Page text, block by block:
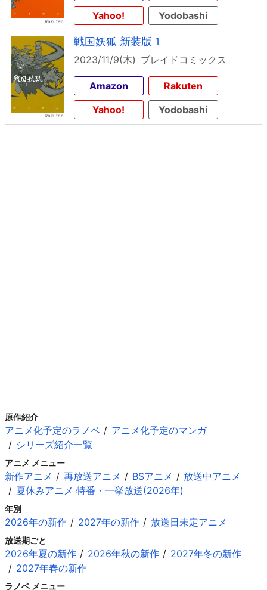
Yahoo!
Yodobashi
戦国妖狐 新装版 1
2023/11/9(木) ブレイドコミックス
Amazon
Rakuten
Yahoo!
Yodobashi
原作紹介
アニメ化予定のラノベ
アニメ化予定のマンガ
シリーズ紹介一覧
アニメ メニュー
新作アニメ 再放送アニメ BSアニメ
放送中アニメ
夏休みアニメ 特番・一挙放送(2026年)
年別
2026年の新作 2027年の新作 放送日未定アニメ
放送期ごと
2026年夏の新作 2026年秋の新作
2027年冬の新作
2027年春の新作
ラノベ メニュー